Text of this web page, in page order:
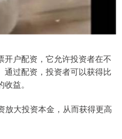
户配资，它允许投资者在不
过配资，投资者可以获得比
益。
放大投资本金，从而获得更高